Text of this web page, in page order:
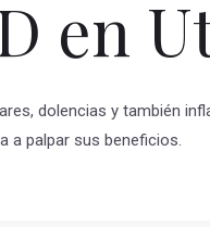
en
dolencias y también
a palpar sus beneficios.